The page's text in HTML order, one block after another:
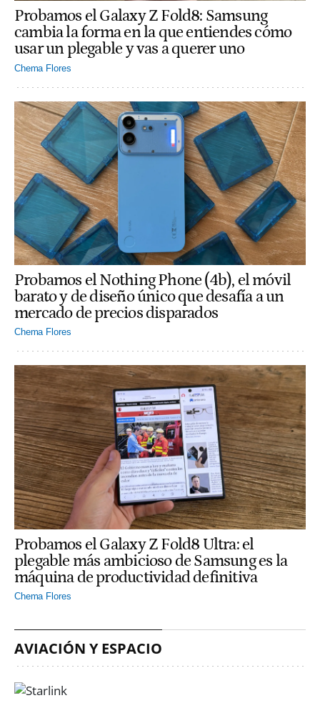
Probamos el Galaxy Z Fold8: Samsung
cambia la forma en la que entiendes cómo
usar un plegable y vas a querer uno
Chema Flores
Probamos el Nothing Phone (4b), el móvil
barato y de diseño único que desafía a un
mercado de precios disparados
Chema Flores
Probamos el Galaxy Z Fold8 Ultra: el
plegable más ambicioso de Samsung es la
máquina de productividad definitiva
Chema Flores
AVIACIÓN Y ESPACIO